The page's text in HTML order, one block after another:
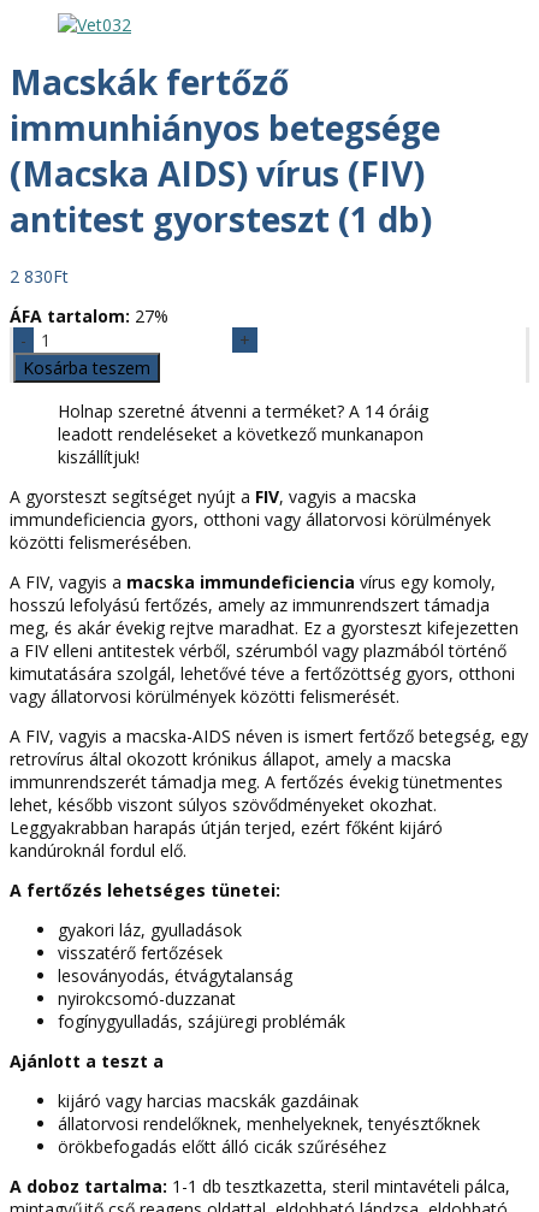
Macskák fertőző
immunhiányos betegsége
(Macska AIDS) vírus (FIV)
antitest gyorsteszt (1 db)
2 830Ft
ÁFA tartalom: 27%
Macskák
fertőző
immunhiányos
betegsége
(Macska
AIDS)
(FIV)
antitest
gyorsteszt
db)
mennyiség
Kosárba teszem
Holnap szeretné átvenni a terméket? A 14 óráig
leadott rendeléseket a következő munkanapon
kiszállítjuk!
A gyorsteszt segítséget nyújt a FIV, vagyis a macska
immundeficiencia gyors, otthoni vagy állatorvosi körülmények
közötti felismerésében.
A FIV, vagyis a macska immundeficiencia vírus egy komoly,
hosszú lefolyású fertőzés, amely az immunrendszert támadja
meg, és akár évekig rejtve maradhat. Ez a gyorsteszt kifejezetten
a FIV elleni antitestek vérből, szérumból vagy plazmából történő
kimutatására szolgál, lehetővé téve a fertőzöttség gyors, otthoni
vagy állatorvosi körülmények közötti felismerését.
A FIV, vagyis a macska-AIDS néven is ismert fertőző betegség, egy
retrovírus által okozott krónikus állapot, amely a macska
immunrendszerét támadja meg. A fertőzés évekig tünetmentes
lehet, később viszont súlyos szövődményeket okozhat.
Leggyakrabban harapás útján terjed, ezért főként kijáró
kandúroknál fordul elő.
A fertőzés lehetséges tünetei:
gyakori láz, gyulladások
visszatérő fertőzések
lesoványodás, étvágytalanság
nyirokcsomó-duzzanat
fogínygyulladás, szájüregi problémák
Ajánlott a teszt a
kijáró vagy harcias macskák gazdáinak
állatorvosi rendelőknek, menhelyeknek, tenyésztőknek
örökbefogadás előtt álló cicák szűréséhez
A doboz tartalma: 1-1 db tesztkazetta, steril mintavételi pálca,